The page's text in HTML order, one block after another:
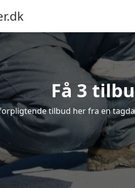
Få 3
tilbud her fra en